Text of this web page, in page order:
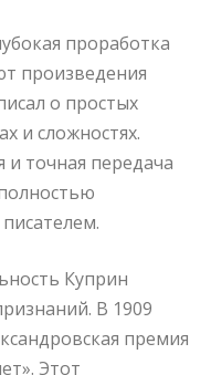
проработка
произведения
о простых
и сложностях.
точная передача
Куприн
В 1909
премия
Этот